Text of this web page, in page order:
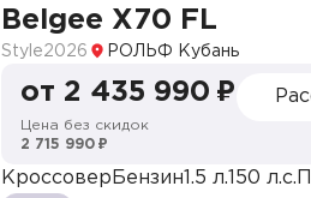
Belgee X70 FL
Style2026 РОЛЬФ Кубань
от 2 435 990 ₽
Цена без скидок
2 715 990 ₽
Кроссовер Бензин 1.5 л. 150 л.с.